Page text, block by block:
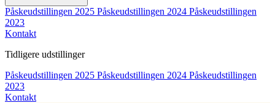
Påskeudstillingen 2025 Påskeudstillingen 2024 Påskeudstillingen
2023
Kontakt
Tidligere udstillinger
Påskeudstillingen 2025 Påskeudstillingen 2024 Påskeudstillingen
2023
Kontakt